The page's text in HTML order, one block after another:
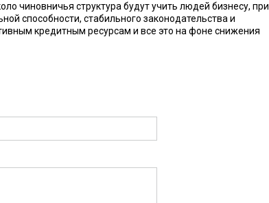
чиновничья структура будут учить людей бизнесу, при
способности, стабильного законодательства и
кредитным ресурсам и все это на фоне снижения